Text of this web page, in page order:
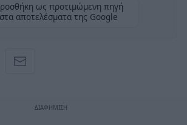
ως προτιμώμενη πηγή
στα αποτελέσματα της Google